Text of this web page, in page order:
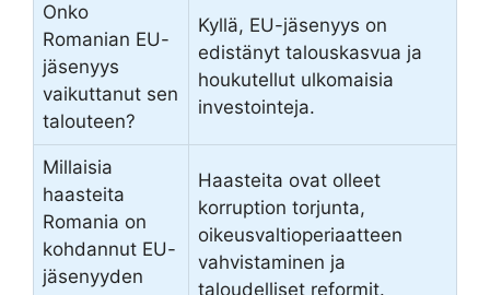
Onko
Romanian EU-
jäsenyys
vaikuttanut sen
talouteen?
Kyllä, EU-jäsenyys on
edistänyt talouskasvua ja
houkutellut ulkomaisia
investointeja.
Millaisia
haasteita
Romania on
kohdannut EU-
jäsenyyden
Haasteita ovat olleet
korruption torjunta,
oikeusvaltioperiaatteen
vahvistaminen ja
taloudelliset reformit.